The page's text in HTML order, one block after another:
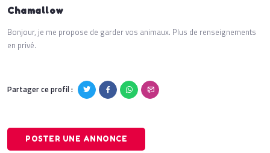
Chamallow
Bonjour, je me propose de garder vos animaux. Plus de renseignements
en privé.
Partager ce profil :
POSTER UNE ANNONCE